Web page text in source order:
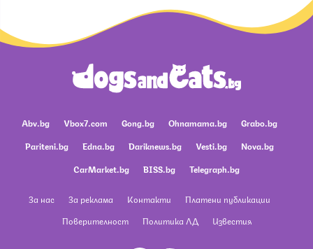
Abv.bg Vbox7.com Gong.bg Ohnamama.bg
Grabo.bg
Pariteni.bg
Edna.bg Dariknews.bg Vesti.bg
Nova.bg
CarMarket.bg
BISS.bg Telegraph.bg
За нас За реклама Контакти
Платени публикации
Поверителност
Политика ЛД Известия